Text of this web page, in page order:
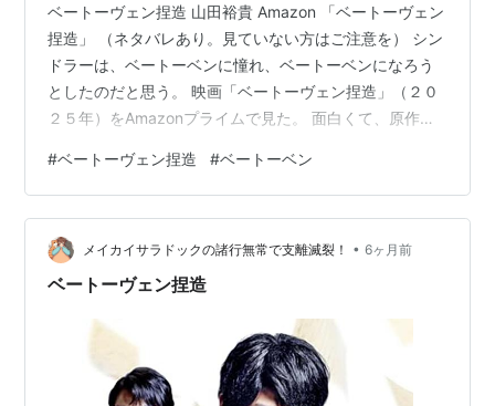
ベートーヴェン捏造 山田裕貴 Amazon 「ベートーヴェン
捏造」 （ネタバレあり。見ていない方はご注意を） シン
ドラーは、ベートーベンに憧れ、ベートーベンになろう
としたのだと思う。 映画「ベートーヴェン捏造」（２０
２５年）をAmazonプライムで見た。 面白くて、原作の
く」（かげはら史帆）も、Amazonで買って読んだ。
www.youtube.com ベートーヴェン捏造 名プロデューサ
ーは嘘をつく (河出文庫) 作者:かげはら史帆 河出書房新
社 Amazon あのベートーベンの秘書で、伝記を書いた男
シンドラーの物語。 ベートーベンを英雄とし…
#ベートーヴェン捏造 #ベートーベン
メイカイサラドックの諸行無常で支離滅裂！ • 6ヶ月前
ベートーヴェン捏造